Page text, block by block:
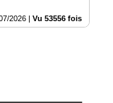
2026 Vu 53556 fois